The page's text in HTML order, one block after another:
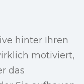
hinter Ihren
motiviert,
das